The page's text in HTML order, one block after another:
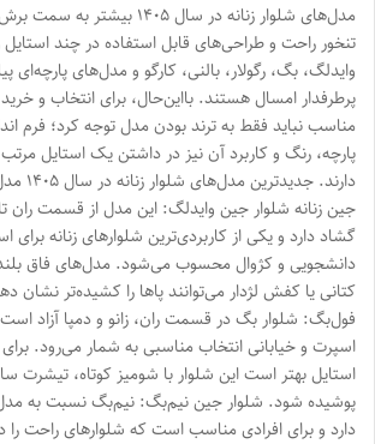
مدل‌های شلوار زنانه در سال ۱۴۰۵
تنخور راحت و طراحی‌های قابل استفاده در چند استایل
وایدلگ، بگ، رگولار، بالنی، کارگو و مدل‌های پارچه‌ای
پرطرفدار امسال هستند. بااین‌حال، برای انتخاب و
مناسب نباید فقط به ترند بودن مدل توجه کرد؛ فرم
پارچه، رنگ و کاربرد آن نیز در داشتن یک استایل
دارند.
جین زنانه شلوار جین وایدلگ: این مدل از قسمت ران
گشاد دارد و یکی از کاربردی‌ترین شلوارهای زنانه برای
دانشجویی و کژوال محسوب می‌شود. مدل‌های فاق بلند
کتانی یا کفش لژدار می‌توانند پاها را کشیده‌تر
فول‌بگ: شلوار بگ در قسمت ران، زانو و دمپا آزاد
اسپرت و خیابانی انتخاب مناسبی به شمار می‌رود. برای
استایل بهتر است این شلوار با شومیز کوتاه،
پوشیده شود. شلوار جین نیم‌بگ: نیم‌بگ نسبت به
دارد و برای افرادی مناسب است که شلوارهای راحت را